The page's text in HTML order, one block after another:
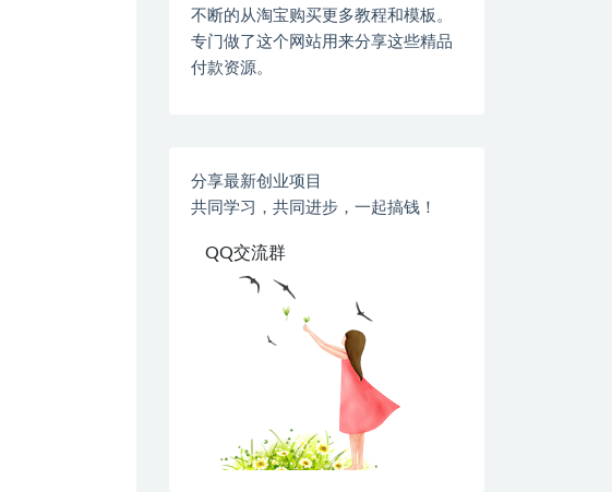
不断的从淘宝购买更多教程和模板。
专门做了这个网站用来分享这些精品
付款资源。
分享最新创业项目
共同学习，共同进步，一起搞钱！
QQ交流群